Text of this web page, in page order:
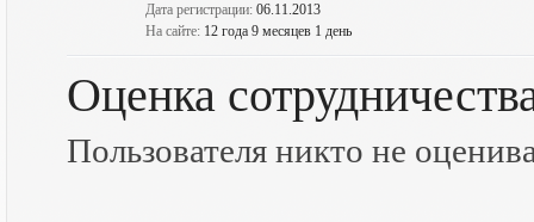
Дата регистрации: 06.11.2013
На сайте: 12 года 9 месяцев 1 день
Оценка
Пользователя никто не